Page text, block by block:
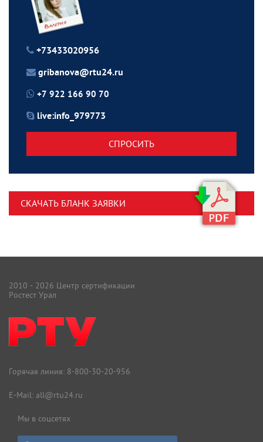
+73433020956
gribanova@rtu24.ru
+7 922 166 90 70
live:info_979773
СПРОСИТЬ
СКАЧАТЬ БЛАНК ЗАЯВКИ
2010 - 2026 Центр сертификации
Ростест Урал
Горячая линия: 8-800-30-20-956
E-Mail: all@rtu24.ru
Мы в соцсетях